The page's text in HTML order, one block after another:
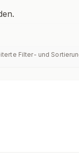
Filter- und